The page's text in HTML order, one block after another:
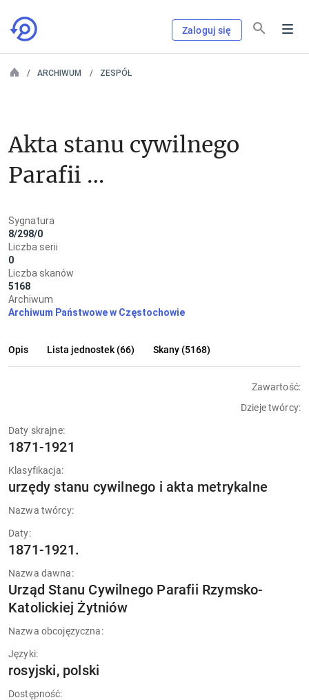
Zaloguj się
ARCHIWUM ZESPÓŁ
Akta stanu cywilnego
Parafii
w Żytniowie
Sygnatura
8/298/0
Liczba serii
0
Liczba skanów
5168
Archiwum
Archiwum Państwowe w Częstochowie
Opis Lista jednostek (66) Skany (5168)
Zawartość:
Dzieje twórcy:
Daty skrajne:
1871-1921
Klasyfikacja:
urzędy stanu cywilnego i akta metrykalne
Nazwa twórcy:
Daty:
1871-1921.
Nazwa dawna:
Urząd Stanu Cywilnego Parafii Rzymsko-
Katolickiej Żytniów
Nazwa obcojęzyczna:
Języki:
rosyjski, polski
Dostępność: